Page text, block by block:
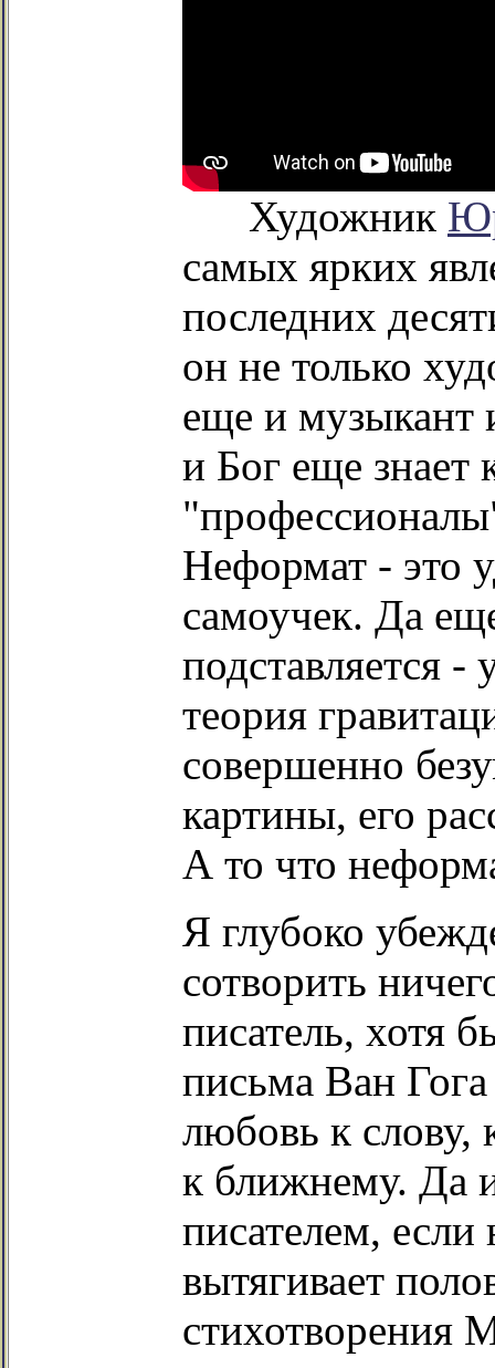
Художник
самых ярких
последних
он не только
еще и музыкант
и Бог еще знает
Неформат - это
самоучек. Да
подставляется -
теория
совершенно
картины, его
А то что
Я глубоко
сотворить
писатель, хотя
письма Ван
любовь к
к ближнему. Да
писателем, если
вытягивает
стихотворения